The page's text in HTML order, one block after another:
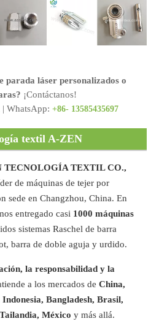
parada láser personalizados o
¡Contáctanos!
| WhatsApp: +86- 13585435697
textil A-ZEN
TECNOLOGÍA TEXTIL CO.,
de máquinas de tejer por
sede en Changzhou, China. En
entregado casi 1000 máquinas
sistemas Raschel de barra
barra de doble aguja y urdido.
la responsabilidad y la
a los mercados de China,
Bangladesh, Brasil,
México y más allá.